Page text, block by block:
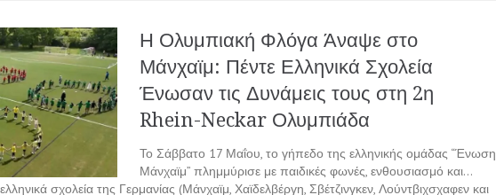
Η Ολυμπιακή Φλόγα Άναψε στο
Μάνχαϊμ: Πέντε Ελληνικά Σχολεία
Ένωσαν τις Δυνάμεις τους στη 2η
Rhein-Neckar Ολυμπιάδα
Το Σάββατο 17 Μαΐου, το γήπεδο της ελληνικής ομάδας “Ένωση
Μάνχαϊμ” πλημμύρισε με παιδικές φωνές, ενθουσιασμό και…
σχολεία της Γερμανίας (Μάνχαϊμ, Χαϊδελβέργη, Σβέτζινγκεν, Λούντβιχσχαφεν και